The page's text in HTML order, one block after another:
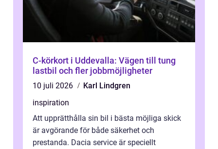
C-körkort i Uddevalla: Vägen till tung
lastbil och fler jobbmöjligheter
10 juli 2026
Karl Lindgren
inspiration
Att upprätthålla sin bil i bästa möjliga skick
är avgörande för både säkerhet och
prestanda. Dacia service är speciellt